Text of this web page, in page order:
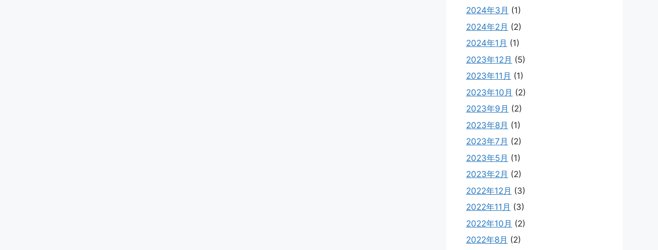
2024年3月 (1)
2024年2月 (2)
2024年1月 (1)
2023年12月 (5)
2023年11月 (1)
2023年10月 (2)
2023年9月 (2)
2023年8月 (1)
2023年7月 (2)
2023年5月 (1)
2023年2月 (2)
2022年12月 (3)
2022年11月 (3)
2022年10月 (2)
2022年8月 (2)